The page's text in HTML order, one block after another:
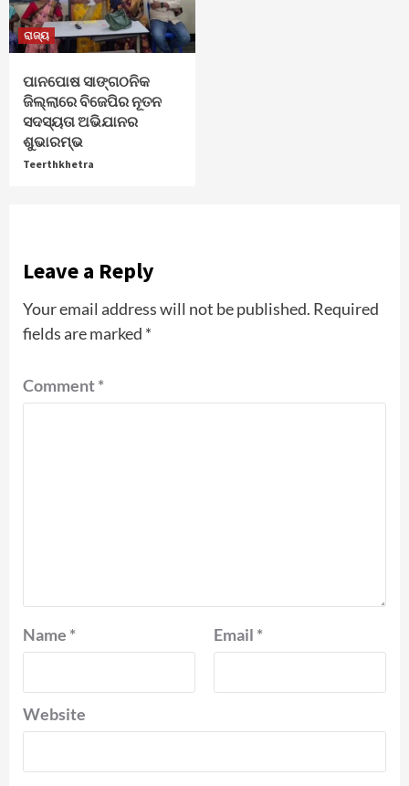
ରାଜ୍ୟ
ପାନପୋଷ ସାଙ୍ଗଠନିକ
ଜିଲ୍ଲାରେ ବିଜେପିର ନୂତନ
ସଦସ୍ୟତା ଅଭିଯାନର
ଶୁଭାରମ୍ଭ
Teerthkhetra
Leave a Reply
Your email address will not be published. Required
fields are marked *
Comment*
Name * Email *
Website